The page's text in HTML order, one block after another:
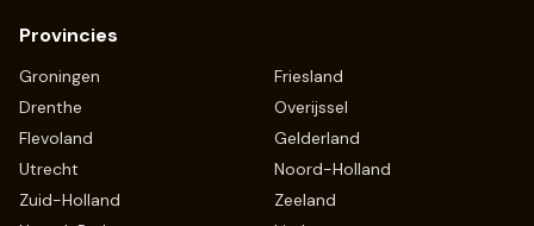
Provincies
Groningen
Friesland
Drenthe
Overijssel
Flevoland
Gelderland
Utrecht
Noord-Holland
Zuid-Holland
Zeeland